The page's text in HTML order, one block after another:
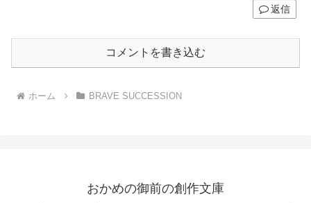
返信
コメントを書き込む
ホーム BRAVE SUCCESSION
おかめの御前の創作文庫